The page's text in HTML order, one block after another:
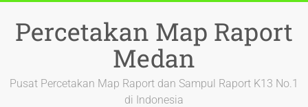
Percetakan Map Raport
Medan
Pusat Percetakan Map Raport dan Sampul Raport K13 No.1
di Indonesia